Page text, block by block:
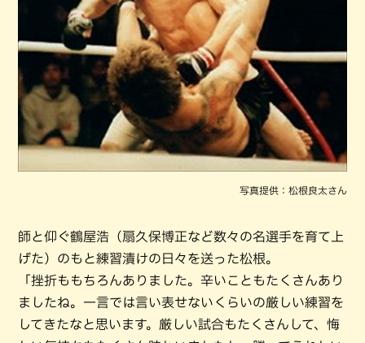
写真提供：松根良太さん
師と仰ぐ鶴屋浩（扇久保博正など数々の名選手を育て上
げた）のもと練習漬けの日々を送った松根。
「挫折ももちろんありました。辛いこともたくさんあり
ましたね。一言では言い表せないくらいの厳しい練習を
してきたなと思います。厳しい試合もたくさんして、悔